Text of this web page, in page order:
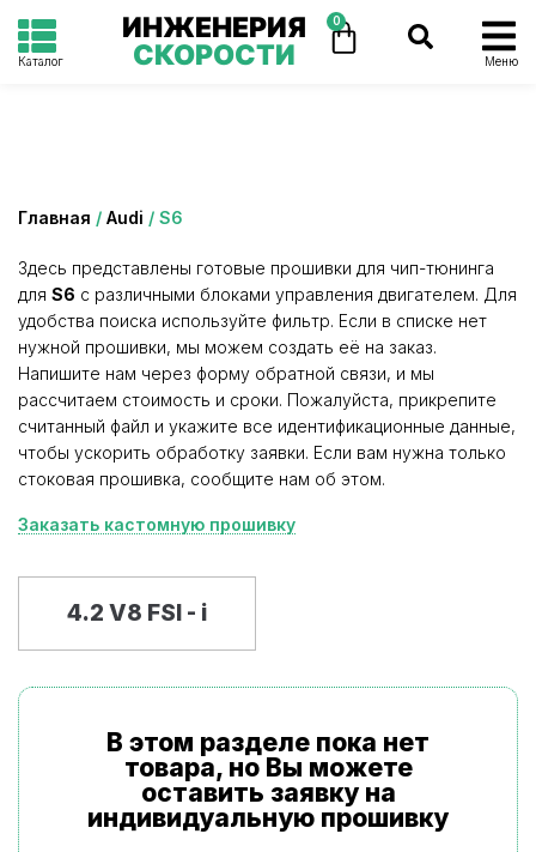
Каталог
ИНЖЕНЕРИЯ
СКОРОСТИ
0
Меню
Главная / Audi / S6
Здесь представлены готовые прошивки для чип-тюнинга
для S6 с различными блоками управления двигателем. Для
удобства поиска используйте фильтр. Если в списке нет
нужной прошивки, мы можем создать её на заказ.
Напишите нам через форму обратной связи, и мы
рассчитаем стоимость и сроки. Пожалуйста, прикрепите
считанный файл и укажите все идентификационные данные,
чтобы ускорить обработку заявки. Если вам нужна только
стоковая прошивка, сообщите нам об этом.
Заказать кастомную прошивку
4.2 V8 FSI - i
В этом разделе пока нет
товара, но Вы можете
оставить заявку на
индивидуальную прошивку